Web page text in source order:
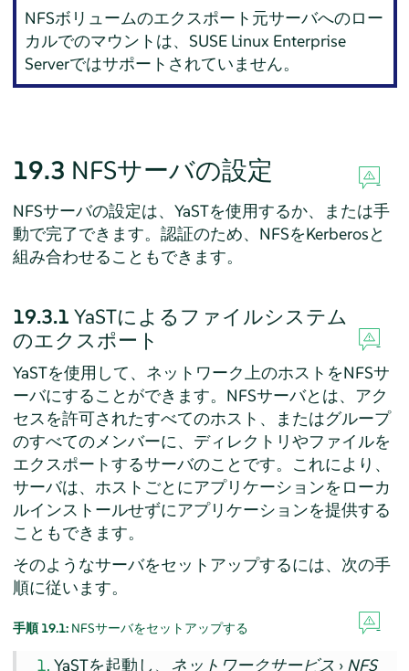
NFSボリュームのエクスポート元サーバへのロー
カルでのマウントは、 SUSE Linux Enterprise
Serverではサポートされていません。
19.3 NFSサーバの設定
NFSサーバの設定は、YaSTを使用するか、または手
動で完了できます。認証のため、NFSをKerberosと
組み合わせることもできます。
19.3.1 YaSTによるファイルシステム
のエクスポート
YaSTを使用して、ネットワーク上のホストをNFSサ
ーバにすることができます。NFSサーバとは、アク
セスを許可されたすべてのホスト、またはグループ
のすべてのメンバーに、ディレクトリやファイルを
エクスポートするサーバのことです。これにより、
サーバは、ホストごとにアプリケーションをローカ
ルインストールせずにアプリケーションを提供する
こともできます。
そのようなサーバをセットアップするには、次の手
順に従います。
手順 19.1: NFSサーバをセットアップする
YaSTを起動し、 ネットワークサービス › NFS